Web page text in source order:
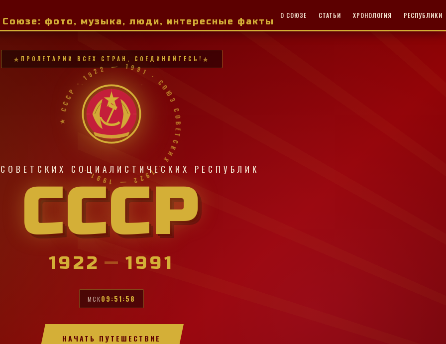
фото, музыка, люди, интересные факты
О СОЮЗЕ СТАТЬИ ХРОНОЛОГИЯ РЕСПУБЛИКИ
ПРОЛЕТАРИИ ВСЕХ СТРАН, СОЕДИНЯЙТЕСЬ!
★ СССР · 1922 — 1991 · СОЮЗ СОВЕТСКИХ · 1922 — 1991 ·
СОЦИАЛИСТИЧЕСКИХ РЕСПУБЛИК
СССР
1922 — 1991
МСК09:52:00
НАЧАТЬ ПУТЕШЕСТВИЕ